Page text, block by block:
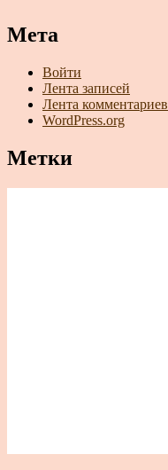
Мета
Войти
Лента записей
Лента комментариев
WordPress.org
Метки